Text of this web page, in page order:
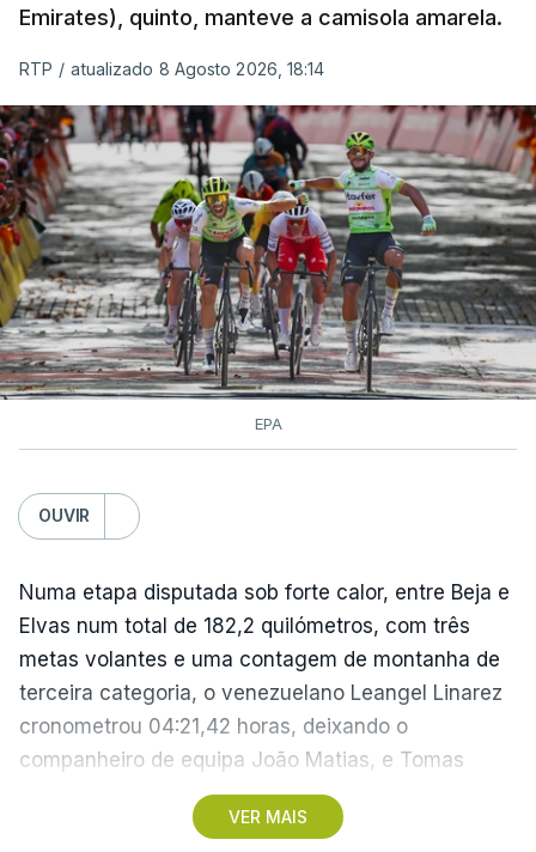
Emirates), quinto, manteve a camisola amarela.
RTP / atualizado 8 Agosto 2026, 18:14
EPA
OUVIR
VER MAIS
Numa etapa disputada sob forte calor, entre Beja e
Elvas num total de 182,2 quilómetros, com três
metas volantes e uma contagem de montanha de
terceira categoria, o venezuelano Leangel Linarez
cronometrou 04:21,42 horas, deixando o
companheiro de equipa João Matias, e Tomas
Contte, da Aviludo-Louletano-Loulé, nas segunda e
terceira posições, respetivamente.